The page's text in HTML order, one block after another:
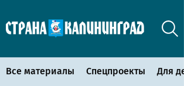
Все материалы Спецпроекты Для